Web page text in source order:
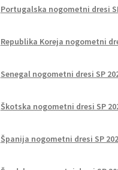
Portugalska nogometni dresi
Republika Koreja nogometni
Senegal nogometni dresi SP
Škotska nogometni dresi SP
Španija nogometni dresi SP